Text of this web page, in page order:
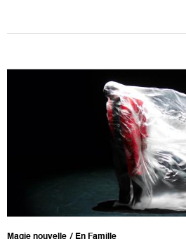
Magie nouvelle En Famille